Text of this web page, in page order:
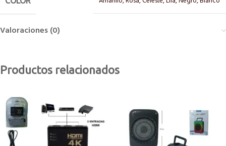
Valoraciones (0)
Productos relacionados